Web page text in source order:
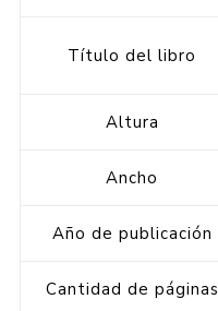
Título del libro
Altura
Ancho
Año de publicación
Cantidad de páginas